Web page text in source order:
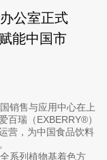
公室正式
能中国市
销售与应用中心在上
百瑞（EXBERRY®）
营，为中国食品饮料
系列植物基着色方